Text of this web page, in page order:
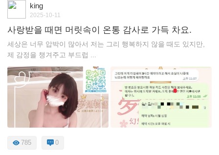
king
2025-10-11
사랑받을 때면 머릿속이 온통 감사로 가득 차요.
세상은 너무 압박이 많아서 저는 그리 행복하지 않을 때도 있지만,
제 감정을 챙겨주고 부드럽 ...
785 0